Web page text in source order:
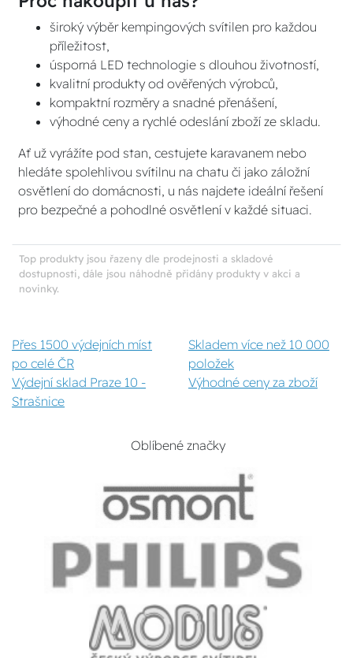
široký výběr kempingových svítilen pro každou
příležitost,
úsporná LED technologie s dlouhou životností,
kvalitní produkty od ověřených výrobců,
kompaktní rozměry a snadné přenášení,
výhodné ceny a rychlé odeslání zboží ze skladu.
Ať už vyrážíte pod stan, cestujete karavanem nebo
hledáte spolehlivou svítilnu na chatu či jako záložní
osvětlení do domácnosti, u nás najdete ideální řešení
pro bezpečné a pohodlné osvětlení v každé situaci.
Top produkty jsou řazeny dle prodejnosti a skladové
dostupnosti, dále jsou náhodně přidány produkty v akci a
novinky.
Přes 1500 výdejních míst
po celé ČR
Skladem více než 10 000
položek
Výdejní sklad Praze 10 -
Strašnice
Výhodné ceny za zboží
Oblíbené značky